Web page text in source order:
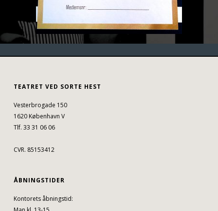
TEATRET VED SORTE HEST
Vesterbrogade 150
1620 København V
Tlf. 33 31 06 06
CVR. 85153412
ÅBNINGSTIDER
Kontorets åbningstid: